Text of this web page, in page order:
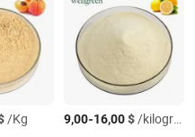
/Kg 9,00-16,00$/kilogram